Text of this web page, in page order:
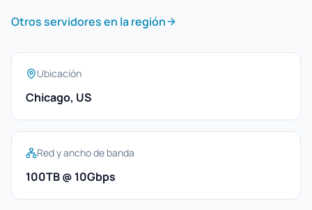
Otros servidores en la región
Ubicación
Chicago, US
Red y ancho de banda
100TB @ 10Gbps